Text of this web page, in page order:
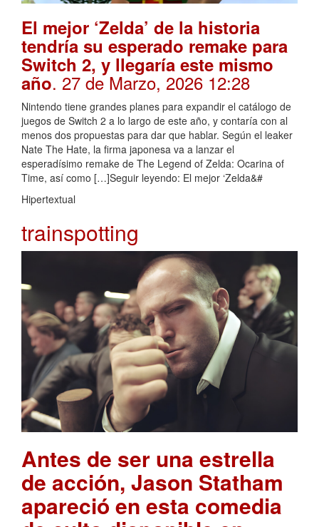
El mejor ‘Zelda’ de la historia
tendría su esperado remake para
Switch 2, y llegaría este mismo
año. 27 de Marzo, 2026 12:28
Nintendo tiene grandes planes para expandir el catálogo de
juegos de Switch 2 a lo largo de este año, y contaría con al
menos dos propuestas para dar que hablar. Según el leaker
Nate The Hate, la firma japonesa va a lanzar el
esperadísimo remake de The Legend of Zelda: Ocarina of
Time, así como […]Seguir leyendo: El mejor ‘Zelda&#
Hipertextual
trainspotting
Antes de ser una estrella
de acción, Jason Statham
apareció en esta comedia